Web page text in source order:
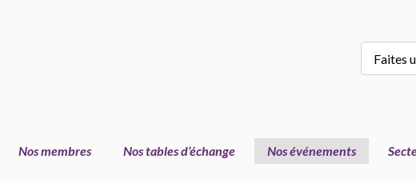
Nos membres Nos tables d’échange Nos événements